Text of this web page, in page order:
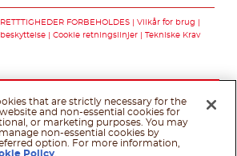
FORBEHOLDES
Vilkår for brug
Cookie retningslinjer Tekniske Krav
that are strictly necessary for the
and non-essential cookies for
or marketing purposes. You may
non-essential cookies by
option. For more information,
Policy